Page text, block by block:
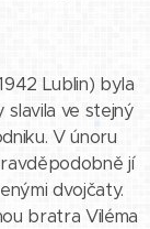
Lublin) byla
slavila ve stejný
V únoru
jí
dvojčaty.
bratra Viléma